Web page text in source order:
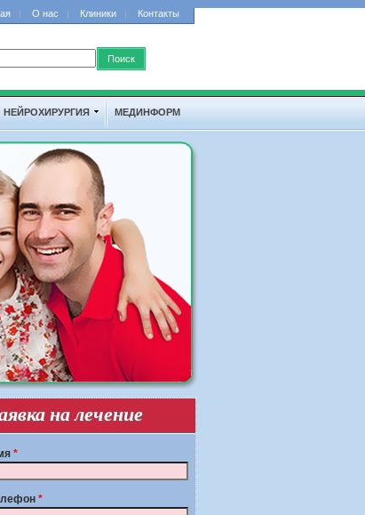
О нас Клиники Контакты
НЕЙРОХИРУРГИЯ МЕДИНФОРМ
на лечение
*
*